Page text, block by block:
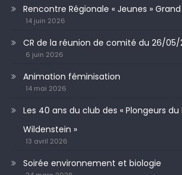
Rencontre Régionale « Jeunes » Grand
14 juin 2026
CR de la réunion de comité du 26/05/
6 juin 2026
Animation féminisation
14 mai 2026
Les 40 ans du club des « Plongeurs
Wildenstein »
13 avril 2026
Soirée environnement et biologie